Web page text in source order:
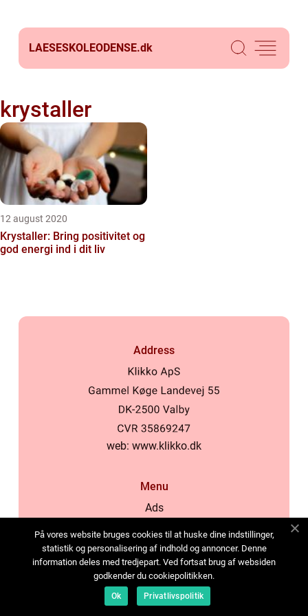
LAESESKOLEODENSE.dk
krystaller
12 august 2020
Krystaller: Bring positivitet og
god energi ind i dit liv
Address
web: www.klikko.dk
Menu
Ads
Cookies
Contact
Sitemap
På vores website bruges cookies til at huske dine indstillinger,
statistik og personalisering af indhold og annoncer. Denne
information deles med tredjepart. Ved fortsat brug af websiden
godkender du cookiepolitikken.
Ok Privatlivspolitik